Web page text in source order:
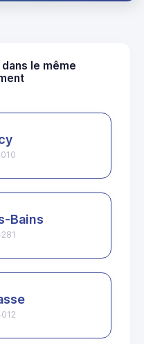
le même
Bains